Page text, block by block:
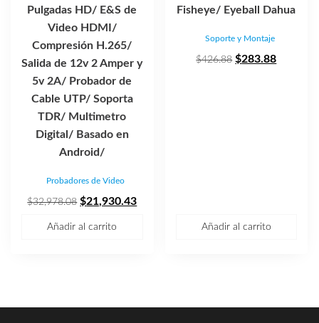
Pulgadas HD/ E&S de
Video HDMI/
Compresión H.265/
Salida de 12v 2 Amper y
5v 2A/ Probador de
Cable UTP/ Soporta
TDR/ Multimetro
Digital/ Basado en
Android/
Probadores de Video
$32,978.08 El
$21,930.43El
Añadir al carrito
Fisheye/ Eyeball Dahua
Soporte y Montaje
$426.88 El
$283.88El
Añadir al carrito